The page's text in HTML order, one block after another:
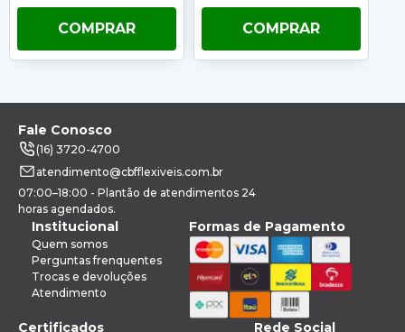
COMPRAR COMPRAR
Fale Conosco
(16) 3720-4700
atendimento@cbfflexiveis.com.br
07:00–18:00 - Plantão de atendimentos 24
horas agendados.
Institucional
Quem somos
Perguntas frenquentes
Trocas e devoluções
Atendimento
Formas de Pagamento
Certificados Rede Social